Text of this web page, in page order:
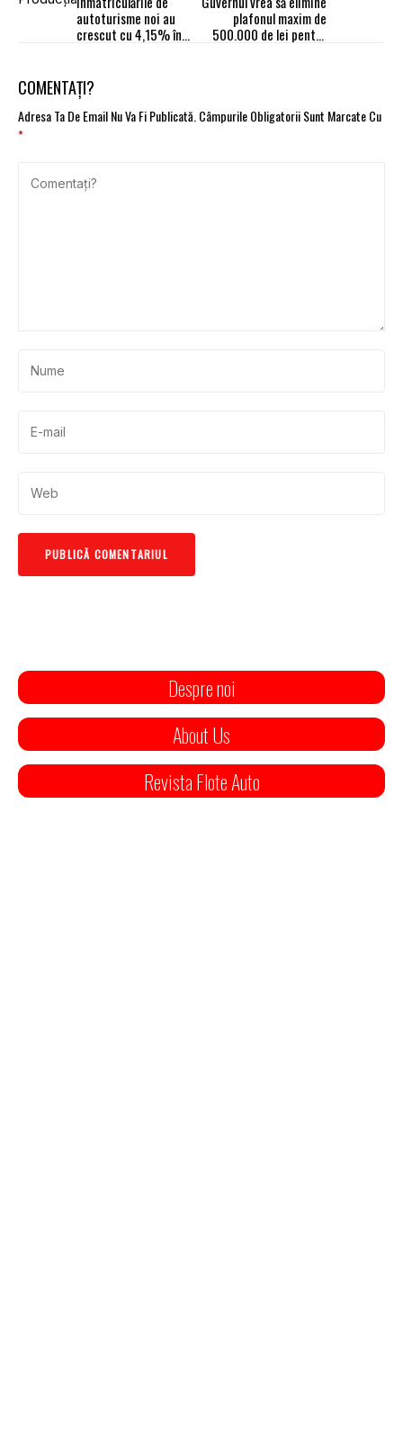
autoturisme noi au
crescut cu 4,15% în
plafonul maxim de
500.000 de lei pentru
COMENTAȚI?
Adresa Ta De Email Nu Va Fi Publicată.Câmpurile Obligatorii Sunt Marcate Cu
*
Despre noi
About Us
Revista Flote Auto